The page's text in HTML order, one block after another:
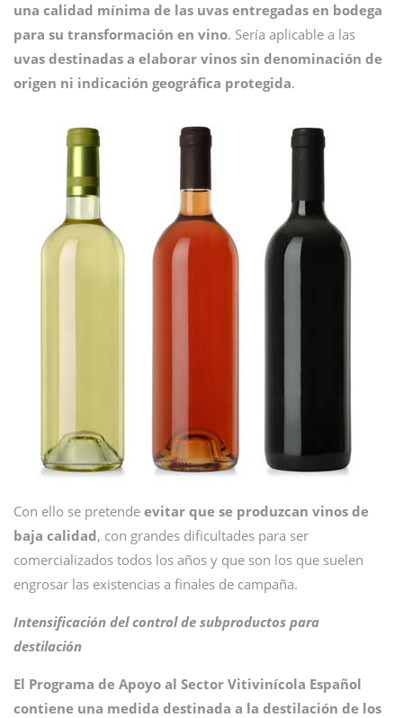
una calidad mínima de las uvas entregadas en bodega
para su transformación en vino. Sería aplicable a las
uvas destinadas a elaborar vinos sin denominación de
origen ni indicación geográfica protegida.
Con ello se pretende evitar que se produzcan vinos de
baja calidad, con grandes dificultades para ser
comercializados todos los años y que son los que suelen
engrosar las existencias a finales de campaña.
Intensificación del control de subproductos para
destilación
El Programa de Apoyo al Sector Vitivinícola Español
contiene una medida destinada a la destilación de los